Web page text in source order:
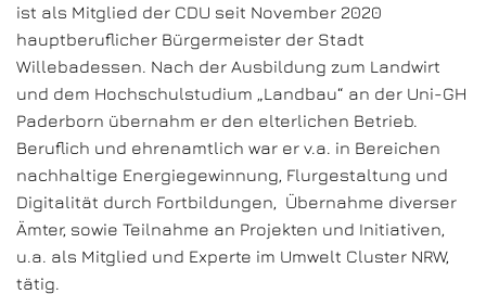
ist als Mitglied der CDU seit November 2020
hauptberuflicher Bürgermeister der Stadt
Willebadessen. Nach der Ausbildung zum Landwirt
und dem Hochschulstudium „Landbau“ an der Uni-GH
Paderborn übernahm er den elterlichen Betrieb.
Beruflich und ehrenamtlich war er v.a. in Bereichen
nachhaltige Energiegewinnung, Flurgestaltung und
Digitalität durch Fortbildungen, Übernahme diverser
Ämter, sowie Teilnahme an Projekten und Initiativen,
u.a. als Mitglied und Experte im Umwelt Cluster NRW,
tätig.